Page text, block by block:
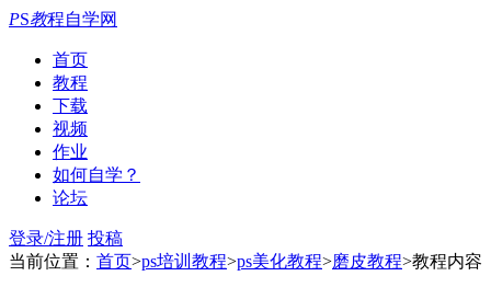
PS教程自学网
首页
教程
下载
视频
作业
如何自学？
论坛
登录/注册 投稿
当前位置： 首页>ps培训教程>ps美化教程>磨皮教程>教程内容